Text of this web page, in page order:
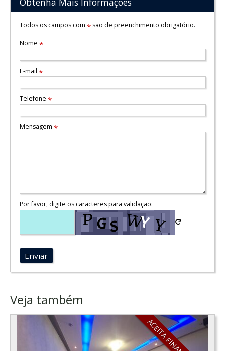
Todos os campos com *são de preenchimento obrigatório.
Nome *
E-mail *
Telefone *
Mensagem *
Por favor, digite os caracteres para validação:
Enviar
Veja também